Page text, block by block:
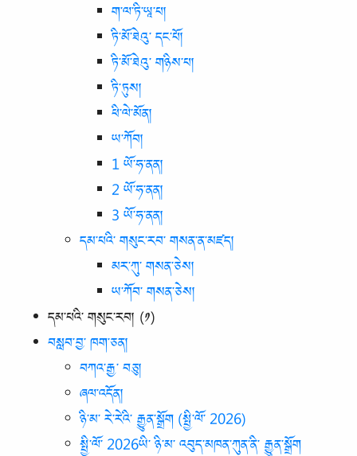
ག་ལ་ཏི་ཡཱ་པ།
ཏི་མོ་ཐེའུ་ དང་པོ།
ཏི་མོ་ཐེའུ་ གཉིས་པ།
ཏི་ཏུས།
ཕི་ལེ་མོན།
ཡ་ཀོབ།
1 ཡོ་ཧ་ནན།
2 ཡོ་ཧ་ནན།
3 ཡོ་ཧ་ནན།
དམ་པའི་ གསུང་རབ་ གསན་ན་མཛད།
མར་ཀུ་ གསན་ཅེས།
ཡ་ཀོབ་ གསན་ཅེས།
དམ་པའི་ གསུང་རབ། (༡)
བསླབ་བྱ་ ཁག་ཅན།
བཀའ་རྒྱ་ བཅུ།
ཞལ་འདོན།
ཉི་མ་ རེ་རེའི་ རྒྱུན་སྒྲོག (སྤྱི་ལོ་ 2026)
སྤྱི་ལོ་ 2026ཡི་ ཉི་མ་ འབུད་མཁན་ཀུན་ནི་ རྒྱུན་སྒྲོག